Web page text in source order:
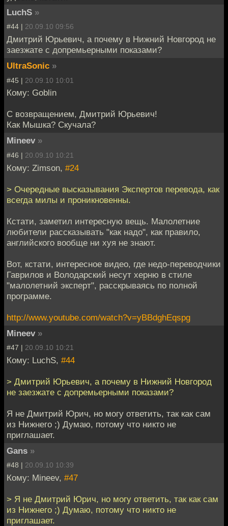
LuchS »
#44 | 20.09.10 09:56
Дмитрий Юрьевич, а почему в Нижний Новгород не
заезжате с допремьерными показами?
UltraSonic »
#45 | 20.09.10 10:01
Кому: Goblin
С возвращением, Дмитрий Юрьевич!
Как Мышка? Скучала?
Mineev »
#46 | 20.09.10 10:21
Кому: Zimson, #24
> Очередные высказывания Экспертов перевода, как
всегда милы и проникновенны.
Кстати, заметил интересную вещь. Малолетние
любители рассказывать "как надо", как правило,
английского вообще ни хуя не знают.
Вот, кстати, интересное видео, где недо-переводчики
Гаврилов и Володарский несут херню в стиле
"малолетний эксперт", расскрываясь по полной
программе.
http://www.youtube.com/watch?v=yBBdghEqspg
Mineev »
#47 | 20.09.10 10:21
Кому: LuchS, #44
> Дмитрий Юрьевич, а почему в Нижний Новгород
не заезжате с допремьерными показами?
Я не Дмитрий Юрич, но могу ответить, так как сам
из Нижнего ;) Думаю, потому что никто не
приглашает.
Gans »
#48 | 20.09.10 10:39
Кому: Mineev, #47
> Я не Дмитрий Юрич, но могу ответить, так как сам
из Нижнего ;) Думаю, потому что никто не
приглашает.